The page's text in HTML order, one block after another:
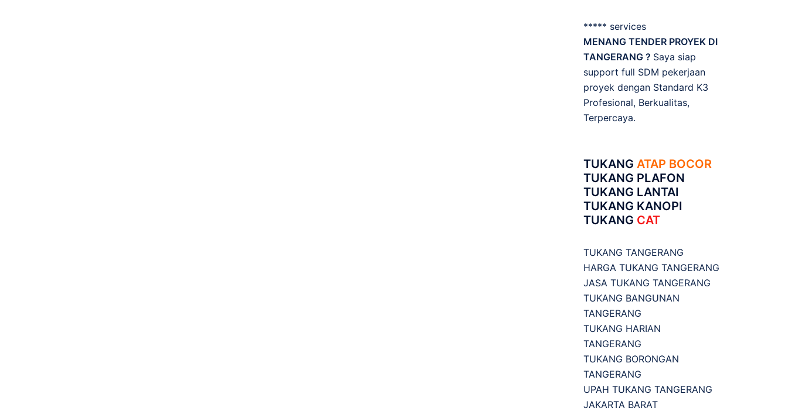
***** services
MENANG TENDER PROYEK DI
TANGERANG ? Saya siap
support full SDM pekerjaan
proyek dengan Standard K3
Profesional, Berkualitas,
Terpercaya.
TUKANG ATAP BOCOR
TUKANG PLAFON
TUKANG LANTAI
TUKANG KANOPI
TUKANG CAT
TUKANG TANGERANG
HARGA TUKANG TANGERANG
JASA TUKANG TANGERANG
TUKANG BANGUNAN
TANGERANG
TUKANG HARIAN
TANGERANG
TUKANG BORONGAN
TANGERANG
UPAH TUKANG TANGERANG
JAKARTA BARAT